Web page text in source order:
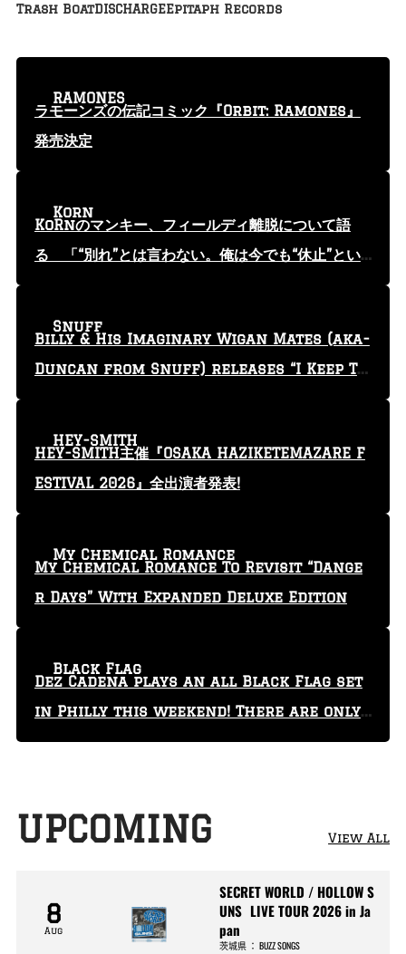
Trash BoatDISCHARGEEpitaph Records
ラモーンズの伝記コミック『Orbit: Ramones』
発売決定
RAMONES
KoRnのマンキー、フィールディ離脱について語
る 「“別れ”とは言わない。俺は今でも“休止”とい
Korn
Billy & His Imaginary Wigan Mates (aka-
Duncan from Snuff) releases “I Keep Tr
Snuff
HEY-SMITH主催『OSAKA HAZIKETEMAZARE F
ESTIVAL 2026』全出演者発表!
HEY-SMITH
My Chemical Romance To Revisit “Dange
r Days” With Expanded Deluxe Edition
My Chemical Romance
Dez Cadena plays an all Black Flag set
in Philly this weekend! There are only
29 tickets left!
Black Flag
UPCOMING View All
8
Aug
SECRET WORLD / HOLLOW S
UNS LIVE TOUR 2026 in Ja
pan
茨城県 ：BUZZ SONGS